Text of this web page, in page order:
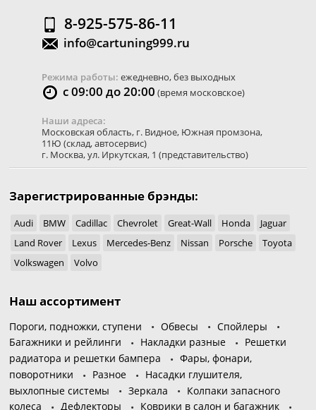
8-925-575-86-11
info@cartuning999.ru
Режима работы: ежедневно, без выходных
с 09:00 до 20:00 (время московское)
Наши адреса:
Московская область, г. Видное, Южная промзона,
11Ю (склад, автосервис)
г. Москва,ул. Иркутская, 1 (представительство)
Зарегистрированные брэнды:
Audi BMW Cadillac Chevrolet Great-Wall Honda
Jaguar
Land Rover
Lexus Mercedes-Benz Nissan Porsche
Toyota
Volkswagen
Volvo
Наш ассортимент
Пороги, подножки, ступени Обвесы
Спойлеры
Багажники и рейлинги
Накладки разные
Решетки
радиатора и решетки бампера
Фары, фонари,
поворотники
Разное
Насадки глушителя,
выхлопные системы
Зеркала
Колпаки запасного
колеса
Дефлекторы
Коврики в салон и багажник